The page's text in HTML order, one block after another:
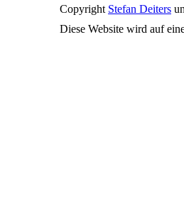
Copyright Stefan Deiters
Diese Website wird auf